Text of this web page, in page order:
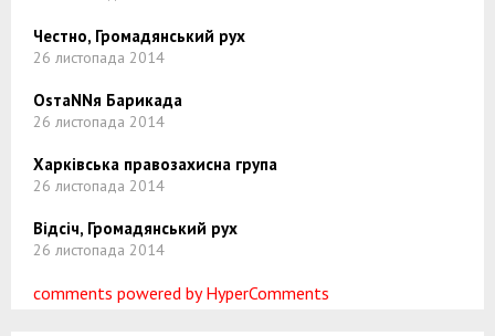
Честно, Громадянський рух
26 листопада 2014
ОsтаNNя Барикада
26 листопада 2014
Харківська правозахисна група
26 листопада 2014
Відсіч, Громадянський рух
26 листопада 2014
comments powered by HyperComments